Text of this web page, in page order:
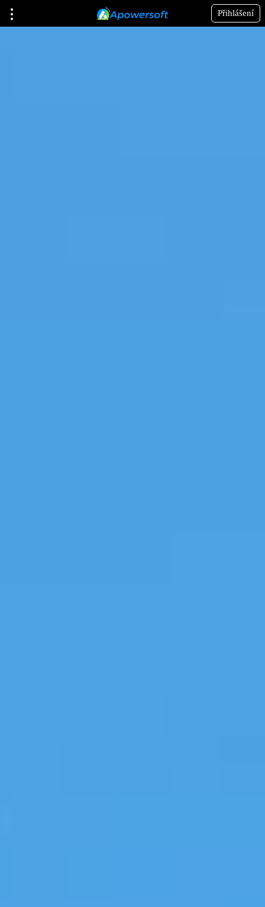
Přihlášení